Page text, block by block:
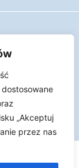
„Akceptuj
przez nas
jest